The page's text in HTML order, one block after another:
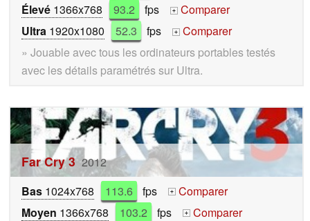
Élevé 1366x768 93.2 fps +
Comparer
Ultra 1920x1080 52.3 fps +
Comparer
» Jouable avec tous les ordinateurs portables testés
avec les détails paramétrés sur Ultra.
Far Cry 3 2012
Bas 1024x768 113.6 fps +
Comparer
Moyen 1366x768 103.2 fps +
Comparer